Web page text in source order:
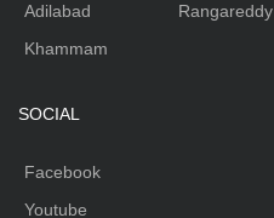
Adilabad
Khammam
Rangareddy
SOCIAL
Facebook
Youtube